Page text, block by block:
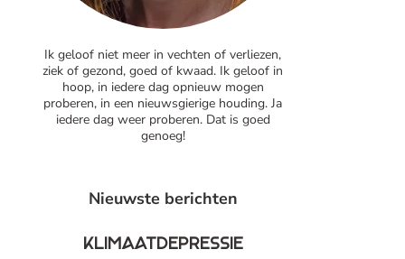
Ik geloof niet meer in vechten of verliezen,
ziek of gezond, goed of kwaad. Ik geloof in
hoop, in iedere dag opnieuw mogen
proberen, in een nieuwsgierige houding.Ja
iedere dag weer proberen. Dat is goed
genoeg!
Nieuwste berichten
Klimaatdepressie